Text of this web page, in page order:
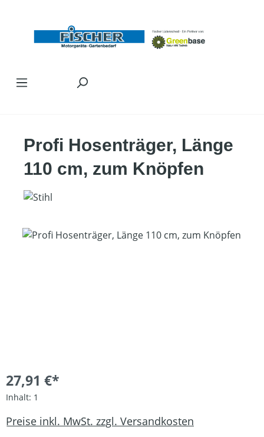
Profi Hosenträger, Länge
110 cm, zum Knöpfen
Bildergalerie überspringen
27,91 €*
Inhalt: 1
Preise inkl. MwSt. zzgl. Versandkosten